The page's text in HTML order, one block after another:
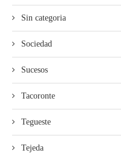
Sin categoria
Sociedad
Sucesos
Tacoronte
Tegueste
Tejeda